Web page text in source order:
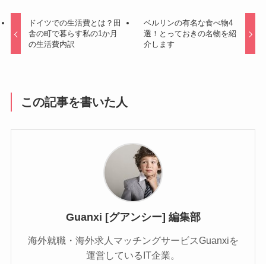
ドイツでの生活費とは？田
舎の町で暮らす私の1か月
の生活費内訳
ベルリンの有名な食べ物4
選！とっておきの名物を紹
介します
この記事を書いた人
Guanxi [グアンシー] 編集部
海外就職・海外求人マッチングサービスGuanxiを
運営しているIT企業。